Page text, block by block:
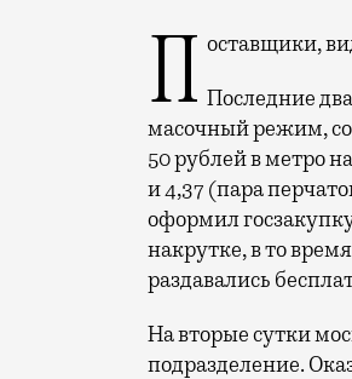
Поставщики,
Последние
масочный режим,
50 рублей в метро
и 4,37 (пара
оформил
накрутке, в то
раздавались
На вторые сутки
подразделение.